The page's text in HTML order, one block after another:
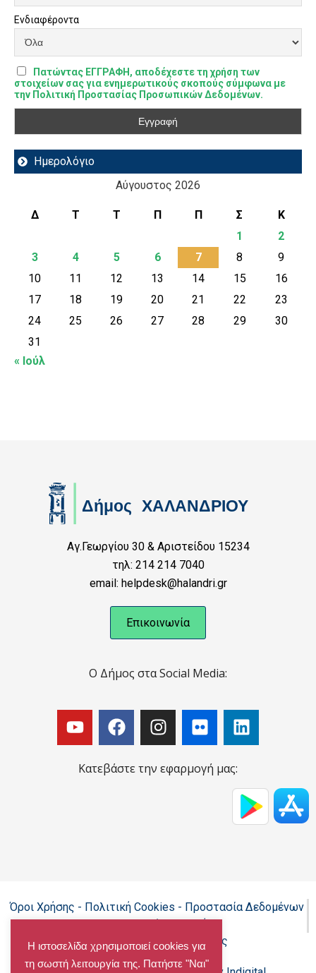
Ενδιαφέροντα
Πατώντας ΕΓΓΡΑΦΗ, αποδέχεστε τη χρήση των
στοιχείων σας για ενημερωτικούς σκοπούς σύμφωνα με
την Πολιτική Προστασίας Προσωπικών Δεδομένων.
Ημερολόγιο
Αύγουστος 2026
Δ Τ Τ Π Π Σ
Κ
1
2
3
4 5 6 7 8
9
10
11 12 13 14 15
16
17
18 19 20 21 22
23
24
25 26 27 28 29
30
31
« Ιούλ
Αγ.Γεωργίου 30 & Αριστείδου 15234
τηλ: 214 214 7040
email: helpdesk@halandri.gr
Επικοινωνία
Ο Δήμος στα Social Media:
Κατεβάστε την εφαρμογή μας:
Όροι Χρήσης - Πολιτική Cookies - Προστασία Δεδομένων
Προσωπικού Χαρακτήρα
Δήλωση προσβασιμότητας
Η ιστοσελίδα χρησιμοποιεί cookies για
τη σωστή λειτουργία της. Πατήστε "Ναι"